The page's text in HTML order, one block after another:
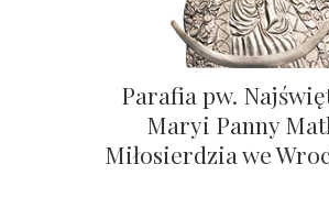
Parafia pw.
Maryi Panny
Miłosierdzia we